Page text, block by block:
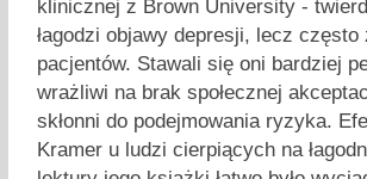
klinicznej z Brown University -
łagodzi objawy depresji, lecz
pacjentów. Stawali się oni bardziej
wrażliwi na brak społecznej
skłonni do podejmowania ryzyka.
Kramer u ludzi cierpiących na